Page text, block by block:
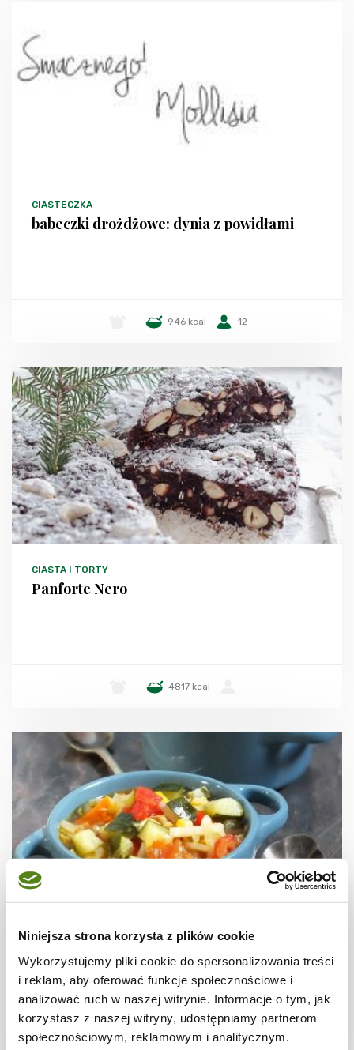
Niniejsza strona korzysta z plików cookie
Wykorzystujemy pliki cookie do spersonalizowania treści
i reklam, aby oferować funkcje społecznościowe i
analizować ruch w naszej witrynie. Informacje o tym, jak
korzystasz z naszej witryny, udostępniamy partnerom
społecznościowym, reklamowym i analitycznym.
CIASTECZKA
babeczki drożdżowe: dynia z powidłami
946 kcal 12
CIASTA I TORTY
Panforte Nero
4817 kcal
ZUPY
Zupa oczyszczająca